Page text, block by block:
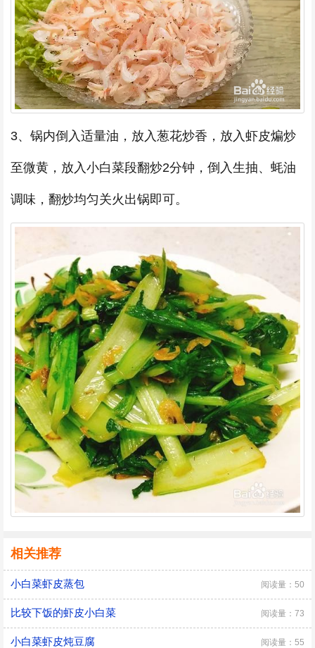
3、锅内倒入适量油，放入葱花炒香，放入虾皮煸炒
至微黄，放入小白菜段翻炒2分钟，倒入生抽、蚝油
调味，翻炒均匀关火出锅即可。
相关推荐
小白菜虾皮蒸包 阅读量：50
比较下饭的虾皮小白菜 阅读量：73
小白菜虾皮炖豆腐 阅读量：55